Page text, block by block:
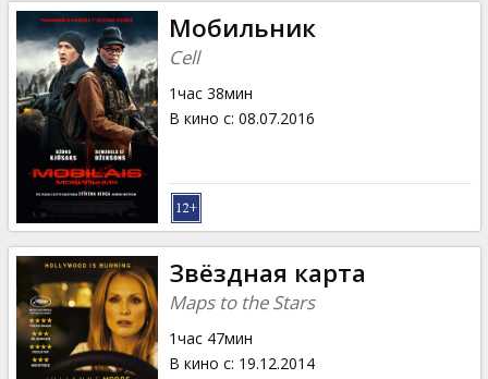
Мобильник
Cell
1час 38мин
В кино с: 08.07.2016
Звёздная карта
Maps to the Stars
1час 47мин
В кино с: 19.12.2014